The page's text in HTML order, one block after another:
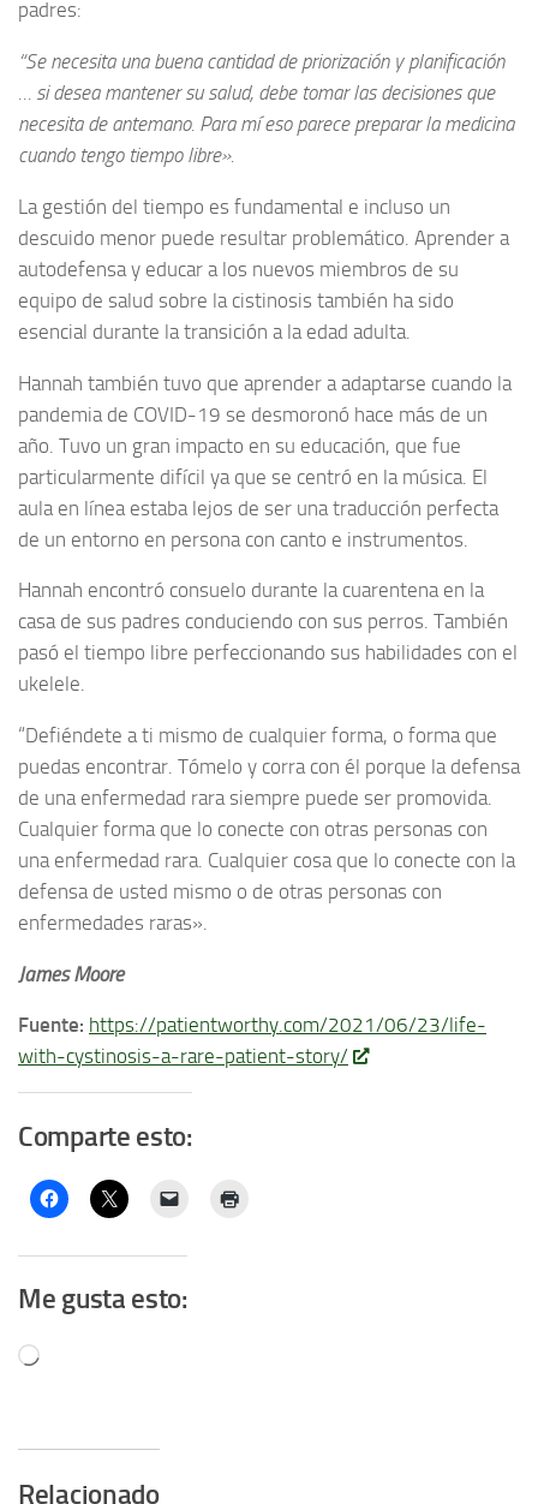
padres:
“Se necesita una buena cantidad de priorización y planificación
… si desea mantener su salud, debe tomar las decisiones que
necesita de antemano. Para mí eso parece preparar la medicina
cuando tengo tiempo libre».
La gestión del tiempo es fundamental e incluso un
descuido menor puede resultar problemático. Aprender a
autodefensa y educar a los nuevos miembros de su
equipo de salud sobre la cistinosis también ha sido
esencial durante la transición a la edad adulta.
Hannah también tuvo que aprender a adaptarse cuando la
pandemia de COVID-19 se desmoronó hace más de un
año. Tuvo un gran impacto en su educación, que fue
particularmente difícil ya que se centró en la música. El
aula en línea estaba lejos de ser una traducción perfecta
de un entorno en persona con canto e instrumentos.
Hannah encontró consuelo durante la cuarentena en la
casa de sus padres conduciendo con sus perros. También
pasó el tiempo libre perfeccionando sus habilidades con el
ukelele.
“Defiéndete a ti mismo de cualquier forma, o forma que
puedas encontrar. Tómelo y corra con él porque la defensa
de una enfermedad rara siempre puede ser promovida.
Cualquier forma que lo conecte con otras personas con
una enfermedad rara. Cualquier cosa que lo conecte con la
defensa de usted mismo o de otras personas con
enfermedades raras».
James Moore
Fuente: https://patientworthy.com/2021/06/23/life-
with-cystinosis-a-rare-patient-story/
Comparte esto:
Me gusta esto:
Cargando...
Relacionado